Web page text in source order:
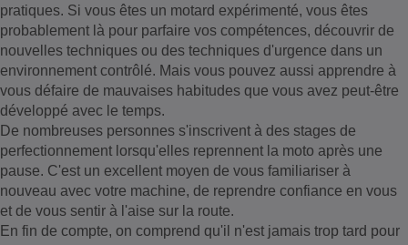
pratiques. Si vous êtes un motard expérimenté, vous êtes
probablement là pour parfaire vos compétences, découvrir de
nouvelles techniques ou des techniques d'urgence dans un
environnement contrôlé. Mais vous pouvez aussi apprendre à
vous défaire de mauvaises habitudes que vous avez peut-être
développé avec le temps.
De nombreuses personnes s'inscrivent à des stages de
perfectionnement lorsqu'elles reprennent la moto après une
pause. C'est un excellent moyen de vous familiariser à
nouveau avec votre machine, de reprendre confiance en vous
et de vous sentir à l'aise sur la route.
En fin de compte, on comprend qu'il n'est jamais trop tard pour